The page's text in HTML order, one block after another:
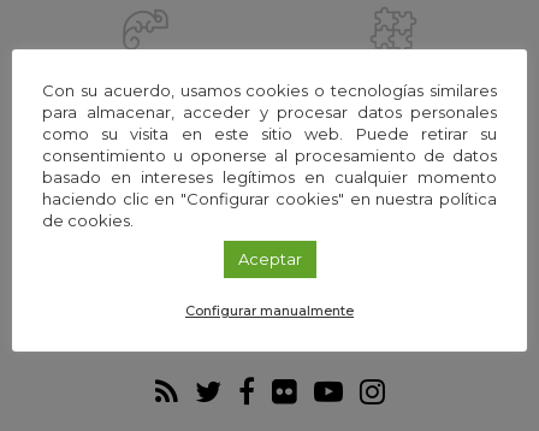
Webs temáticas Exploria Ciencia
Con su acuerdo, usamos cookies o tecnologías similares
para almacenar, acceder y procesar datos personales
como su visita en este sitio web. Puede retirar su
consentimiento u oponerse al procesamiento de datos
basado en intereses legítimos en cualquier momento
haciendo clic en "Configurar cookies" en nuestra política
de cookies.
Aceptar
Configurar manualmente